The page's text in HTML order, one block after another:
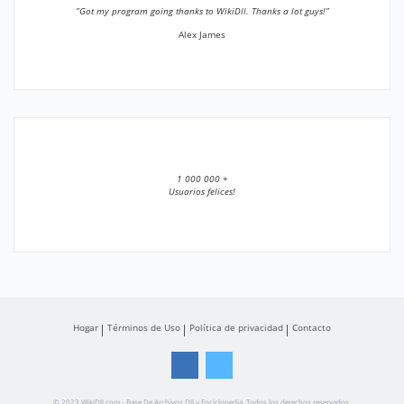
”Got my program going thanks to WikiDll. Thanks a lot guys!”
Alex James
1 000 000 +
Usuarios felices!
Hogar Términos de Uso Política de privacidad Contacto
© 2023 WikiDll.com - Base De Archivos Dll y Enciclopedia. Todos los derechos reservados.